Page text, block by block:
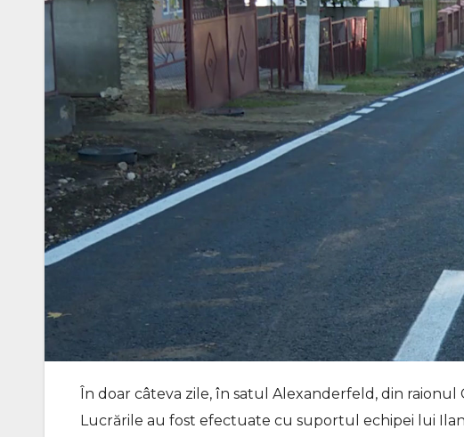
În doar câteva zile, în satul Alexanderfeld, din
Lucrările au fost efectuate cu suportul echipei lui